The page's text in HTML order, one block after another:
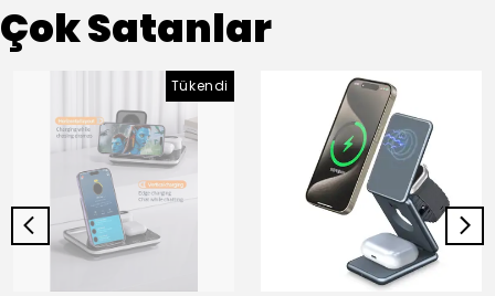
Çok Satanlar
Tükendi